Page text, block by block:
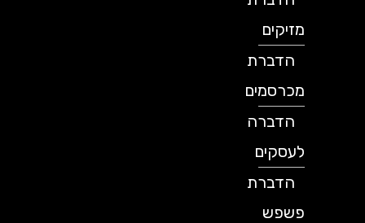
מזיקים
הדברת
מכרסמים
הדברה
לעסקים
הדברת
פשפש